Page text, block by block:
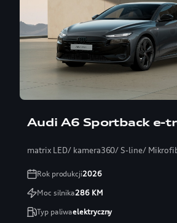
Audi A6 Sportback e-
matrix LED/ kamera360/ S-line/
Rok produkcji2026
Moc silnika286KM
Typ paliwaelektryczny